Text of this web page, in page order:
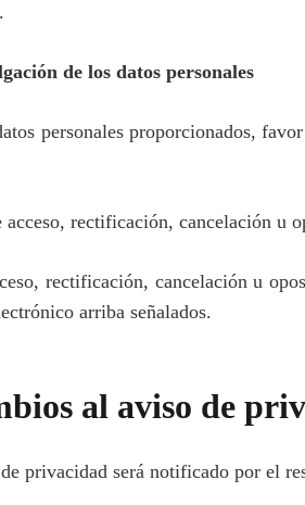
de los datos personales
personales proporcionados,
rectificación, cancelación u
rectificación, cancelación u
arriba señalados.
al aviso de
privacidad será notificado por el